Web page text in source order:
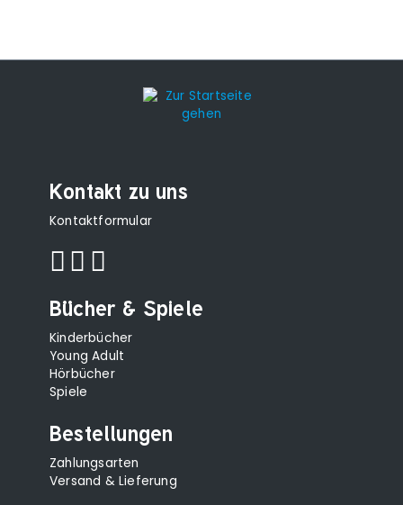
Kontakt zu uns
Kontaktformular
Bücher & Spiele
Kinderbücher
Young Adult
Hörbücher
Spiele
Bestellungen
Zahlungsarten
Versand & Lieferung